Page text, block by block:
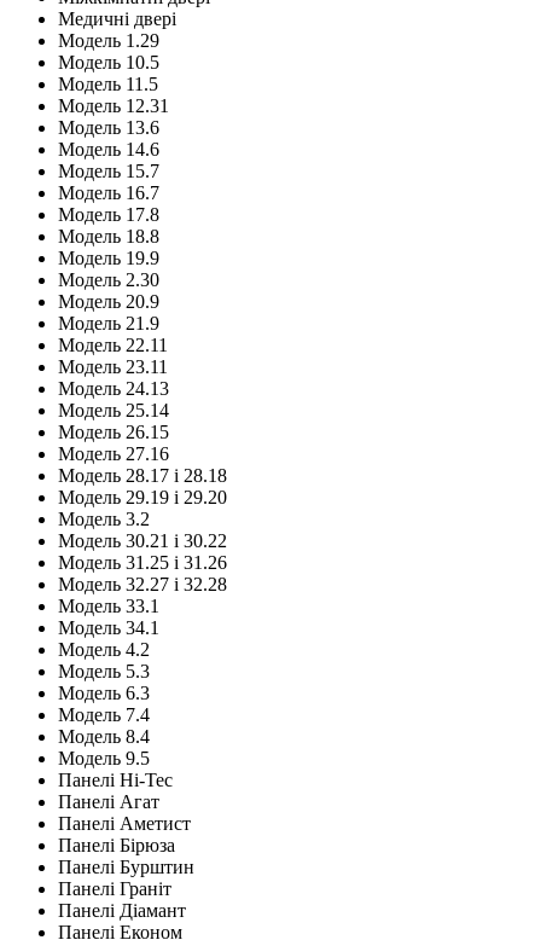
Медичні двері
Модель 1.29
Модель 10.5
Модель 11.5
Модель 12.31
Модель 13.6
Модель 14.6
Модель 15.7
Модель 16.7
Модель 17.8
Модель 18.8
Модель 19.9
Модель 2.30
Модель 20.9
Модель 21.9
Модель 22.11
Модель 23.11
Модель 24.13
Модель 25.14
Модель 26.15
Модель 27.16
Модель 28.17 і 28.18
Модель 29.19 і 29.20
Модель 3.2
Модель 30.21 і 30.22
Модель 31.25 і 31.26
Модель 32.27 і 32.28
Модель 33.1
Модель 34.1
Модель 4.2
Модель 5.3
Модель 6.3
Модель 7.4
Модель 8.4
Модель 9.5
Панелі Hi-Tec
Панелі Агат
Панелі Аметист
Панелі Бірюза
Панелі Бурштин
Панелі Граніт
Панелі Діамант
Панелі Економ